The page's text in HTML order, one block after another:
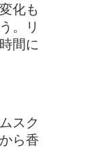
化も
。リ
間に
スク
ら香